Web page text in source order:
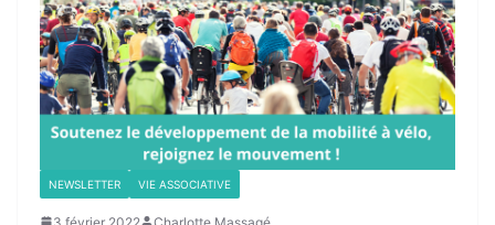
NEWSLETTER VIE ASSOCIATIVE